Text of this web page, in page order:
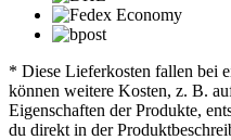
* Diese Lieferkosten fallen bei
können weitere Kosten, z. B.
Eigenschaften der Produkte,
du direkt in der